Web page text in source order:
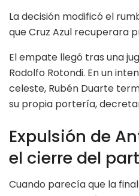
La decisión modificó el
que Cruz Azul recuperara
El empate llegó tras una
Rodolfo Rotondi. En un
celeste, Rubén Duarte
su propia portería,
Expulsión de
el cierre del
Cuando parecía que la